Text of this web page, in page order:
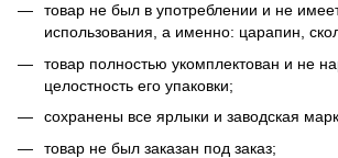
товар не был в употреблении и не
использования, а именно: царапин,
товар полностью укомплектован и не
целостность его упаковки;
сохранены все ярлыки и заводская
товар не был заказан под заказ;